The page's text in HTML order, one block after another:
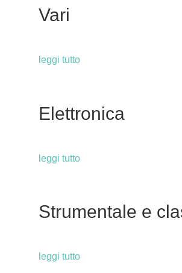
Vari
leggi tutto
Elettronica
leggi tutto
Strumentale e
leggi tutto